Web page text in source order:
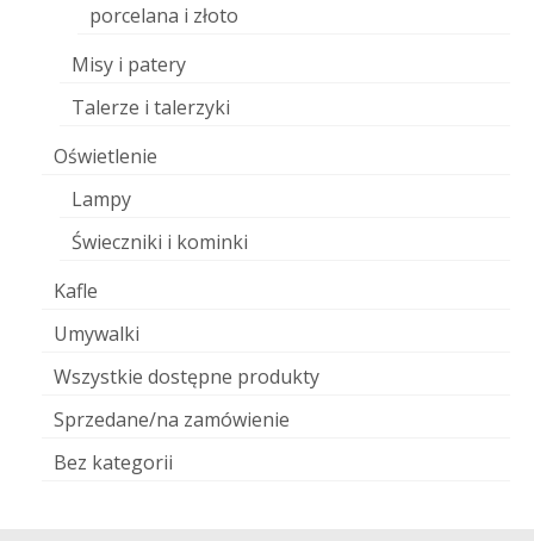
porcelana i złoto
Misy i patery
Talerze i talerzyki
Oświetlenie
Lampy
Świeczniki i kominki
Kafle
Umywalki
Wszystkie dostępne produkty
Sprzedane/na zamówienie
Bez kategorii